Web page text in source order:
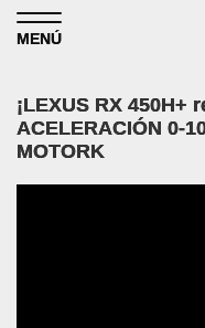
Skip to content
MENÚ
¡LEXUS RX 450H+
ACELERACIÓN 0-
MOTORK